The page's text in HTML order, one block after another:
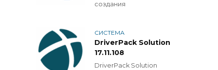
создания
СИСТЕМА
DriverPack Solution
17.11.108
DriverPack Solution